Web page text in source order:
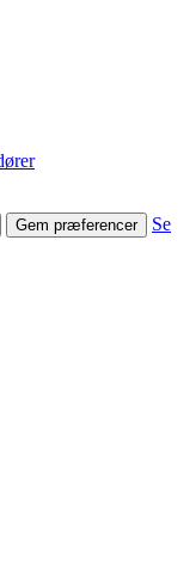
Gem præferencer
Se